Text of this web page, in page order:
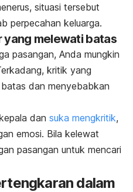
situasi tersebut
perpecahan keluarga.
yang melewati batas
pasangan, Anda mungkin
kritik yang
dan menyebabkan
dan suka mengkritik,
emosi. Bila kelewat
pasangan untuk mencari
dalam